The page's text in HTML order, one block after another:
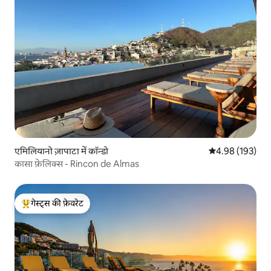
एमिलियानो ज़ापाटा में कॉन्डो औसत रेटिंग 5 में से
4.98 (193)
कासा फ़ेलिक्स - Rincon de Almas
गेस्ट्स का टॉप फ़ेवरेट
गेस्ट्स की फ़ेवरेट